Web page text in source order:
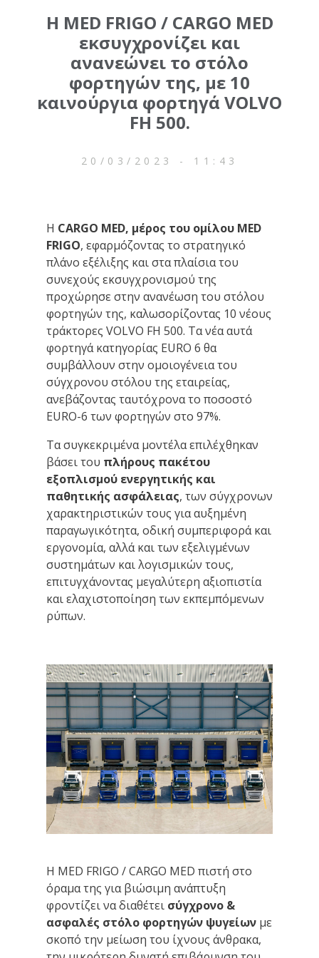
Η MED FRIGO / CARGO MED
εκσυγχρονίζει και
ανανεώνει το στόλο
φορτηγών της, με 10
καινούργια φορτηγά VOLVO
FH 500.
20/03/2023 - 11:43
Η CARGO MED, μέρος του ομίλου ΜED
FRIGO, εφαρμόζοντας το στρατηγικό
πλάνο εξέλιξης και στα πλαίσια του
συνεχούς εκσυγχρονισμού της
προχώρησε στην ανανέωση του στόλου
φορτηγών της, καλωσορίζοντας 10 νέους
τράκτορες VOLVO FH 500. Τα νέα αυτά
φορτηγά κατηγορίας EURO 6 θα
συμβάλλουν στην ομοιογένεια του
σύγχρονου στόλου της εταιρείας,
ανεβάζοντας ταυτόχρονα το ποσοστό
EURO-6 των φορτηγών στο 97%.
Τα συγκεκριμένα μοντέλα επιλέχθηκαν
βάσει του πλήρους πακέτου
εξοπλισμού ενεργητικής και
παθητικής ασφάλειας, των σύγχρονων
χαρακτηριστικών τους για αυξημένη
παραγωγικότητα, οδική συμπεριφορά και
εργονομία, αλλά και των εξελιγμένων
συστημάτων και λογισμικών τους,
επιτυγχάνοντας μεγαλύτερη αξιοπιστία
και ελαχιστοποίηση των εκπεμπόμενων
ρύπων.
Η MED FRIGO / CARGO MED πιστή στο
όραμα της για βιώσιμη ανάπτυξη
φροντίζει να διαθέτει σύγχρονο &
ασφαλές στόλο φορτηγών ψυγείων με
σκοπό την μείωση του ίχνους άνθρακα,